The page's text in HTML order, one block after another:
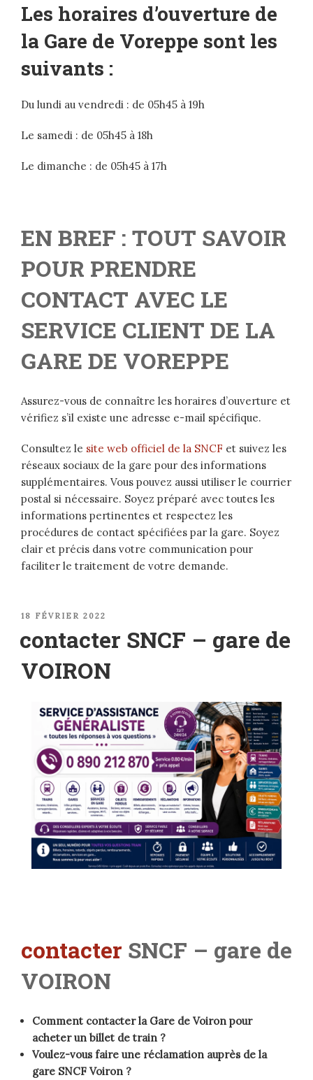
Les horaires d’ouverture de
la Gare de Voreppe sont les
suivants :
Du lundi au vendredi : de 05h45 à 19h
Le samedi : de 05h45 à 18h
Le dimanche : de 05h45 à 17h
EN BREF : TOUT SAVOIR
POUR PRENDRE
CONTACT AVEC LE
SERVICE CLIENT DE LA
GARE DE VOREPPE
Assurez-vous de connaître les horaires d’ouverture et
vérifiez s’il existe une adresse e-mail spécifique.
Consultez le site web officiel de la SNCF et suivez les
réseaux sociaux de la gare pour des informations
supplémentaires. Vous pouvez aussi utiliser le courrier
postal si nécessaire. Soyez préparé avec toutes les
informations pertinentes et respectez les
procédures de contact spécifiées par la gare. Soyez
clair et précis dans votre communication pour
faciliter le traitement de votre demande.
PUBLIÉ
18 FÉVRIER 2022
contacter SNCF – gare de
VOIRON
contacter SNCF – gare de
VOIRON
Comment contacter la Gare de Voiron pour
acheter un billet de train ?
Voulez-vous faire une réclamation auprès de la
gare SNCF Voiron ?